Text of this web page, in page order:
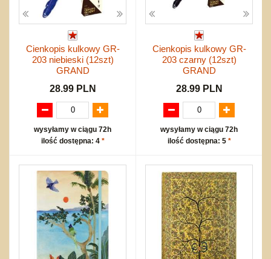
Cienkopis kulkowy GR-
203 niebieski (12szt)
GRAND
28.99 PLN
wysyłamy w ciągu 72h
ilość dostępna: 4 *
Cienkopis kulkowy GR-
203 czarny (12szt)
GRAND
28.99 PLN
wysyłamy w ciągu 72h
ilość dostępna: 5 *